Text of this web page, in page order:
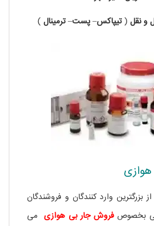
ونقل (تیپاکس–پست–ترمینال )
بزرگترین وارد کنندگان و فروشندگان
بخصوصفروش جار بی هوازی می